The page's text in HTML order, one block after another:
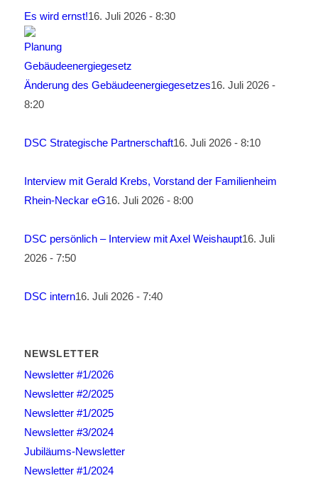
Es wird ernst!16. Juli 2026 - 8:30
Änderung des Gebäudeenergiegesetzes16. Juli 2026 -
8:20
DSC Strategische Partnerschaft16. Juli 2026 - 8:10
Interview mit Gerald Krebs, Vorstand der Familienheim
Rhein-Neckar eG16. Juli 2026 - 8:00
DSC persönlich – Interview mit Axel Weishaupt16. Juli
2026 - 7:50
DSC intern16. Juli 2026 - 7:40
NEWSLETTER
Newsletter #1/2026
Newsletter #2/2025
Newsletter #1/2025
Newsletter #3/2024
Jubiläums-Newsletter
Newsletter #1/2024